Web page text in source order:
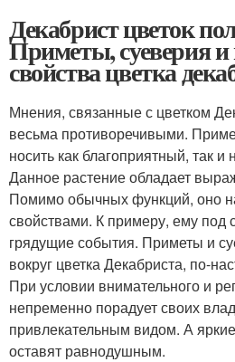
Декабрист цветок
Приметы, суеверия и
свойства цветка
Мнения, связанные с цветком
весьма противоречивыми.
носить как благоприятный, так и
Данное растение обладает
Помимо обычных функций, оно
свойствами. К примеру, ему под
грядущие события. Приметы и
вокруг цветка Декабриста, по-
При условии внимательного и
непременно порадует своих
привлекательным видом. А
оставят равнодушным.